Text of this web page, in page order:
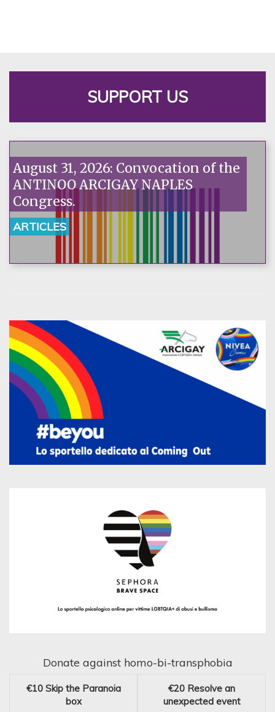
SUPPORT US
August 31, 2026: Convocation of the
ANTINOO ARCIGAY NAPLES
Congress.
ARTICLES
Donate against homo-bi-transphobia
€10 Skip the Paranoia
box
€20 Resolve an
unexpected event